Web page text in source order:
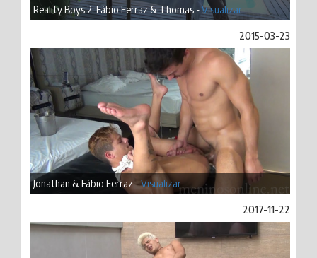
Reality Boys 2: Fábio Ferraz & Thomas -Visualizar
2015-03-23
Jonathan & Fábio Ferraz -Visualizar
2017-11-22